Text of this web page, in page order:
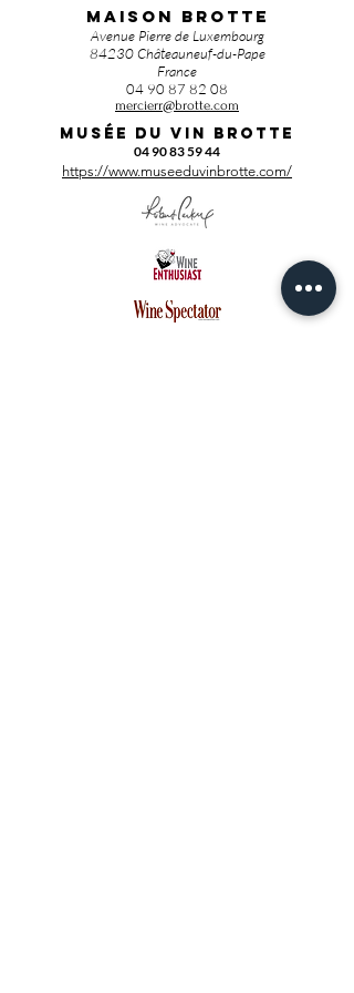
MAISON BROTTE
Avenue Pierre de Luxembourg
84230 Châteauneuf-du-Pape
France
04 90 87 82 08
mercierr@brotte.com
Musée du vin BROTTE
04 90 83 59 44
https://www.museeduvinbrotte.com/